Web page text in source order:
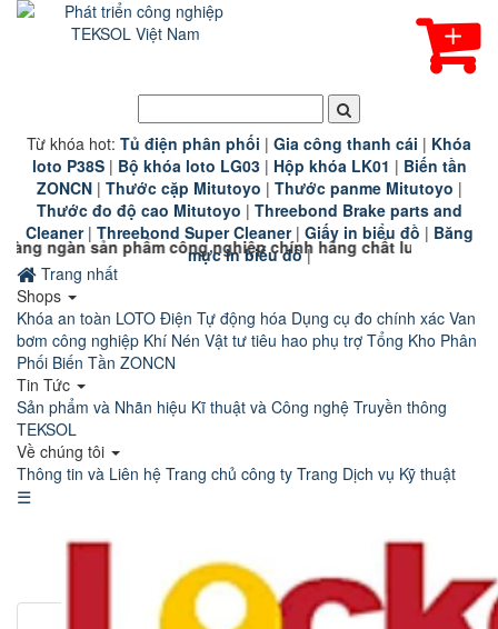
Từ khóa hot: Tủ điện phân phối | Gia công thanh cái | Khóa
loto P38S| Bộ khóa loto LG03| Hộp khóa LK01 | Biến tần
ZONCN| Thước cặp Mitutoyo | Thước panme Mitutoyo |
Thước đo độ cao Mitutoyo | Threebond Brake parts and
Cleaner| Threebond Super Cleaner| Giấy in biểu đồ | Băng
mực in biểu đồ |
phẩm công nghiệp chính hãng chất lượng cao đang chờ
Trang nhất
Shops
Khóa an toàn LOTO Điện Tự động hóa Dụng cụ đo chính xác Van
bơm công nghiệp Khí Nén Vật tư tiêu hao phụ trợ Tổng Kho Phân
Phối Biến Tần ZONCN
Tin Tức
Sản phẩm và Nhãn hiệu Kĩ thuật và Công nghệ Truyền thông
TEKSOL
Về chúng tôi
Thông tin và Liên hệ Trang chủ công ty Trang Dịch vụ Kỹ thuật
☰